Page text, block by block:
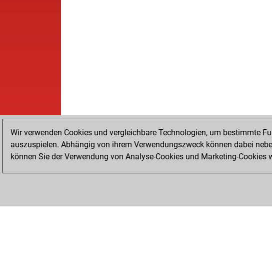
Wir verwenden Cookies und vergleichbare Technologien, um bestimmte
auszuspielen. Abhängig von ihrem Verwendungszweck können dabei
können Sie der Verwendung von Analyse-Cookies und Marketing-